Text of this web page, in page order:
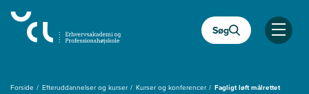
hovedindhold
Søg
Åben
Forside Efteruddannelser og kurser Kurser og konferencer
Fagligt løft målrettet